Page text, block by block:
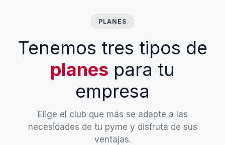
PLANES
Tenemos tres tipos de
planes para tu
empresa
Elige el club que más se adapte a las
necesidades de tu pyme y disfruta de sus
ventajas.